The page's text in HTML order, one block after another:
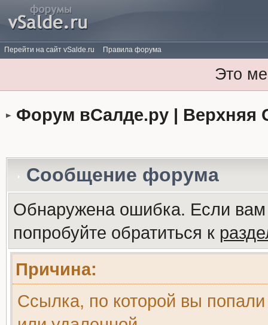
Перейти на сайт vSalde.ru Правила форума
Это
Форум вСалде.ру | Верхняя
Сообщение форума
Обнаружена ошибка. Если
попробуйте обратиться к
Причина:
Ссылка, по которой вы